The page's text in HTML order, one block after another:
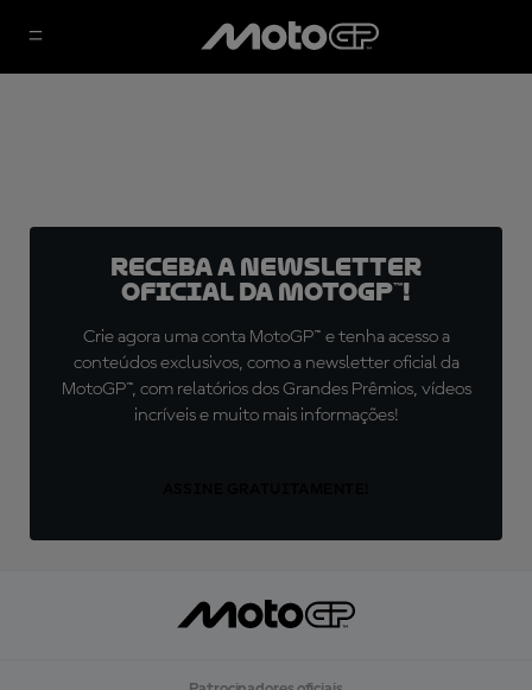
Receba a newsletter
oficial da MotoGP™!
Crie agora uma conta MotoGP™ e tenha acesso a
conteúdos exclusivos, como a newsletter oficial da
MotoGP™, com relatórios dos Grandes Prêmios, vídeos
incríveis e muito mais informações!